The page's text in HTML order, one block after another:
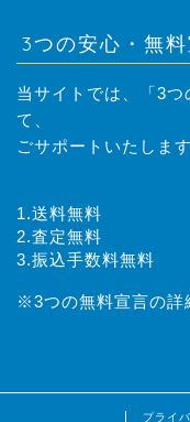
3つの安心・無
当サイトでは、「3
て、
ごサポートいたします
1.送料無料
2.査定無料
3.振込手数料無料
※3つの無料宣言の詳
プライ